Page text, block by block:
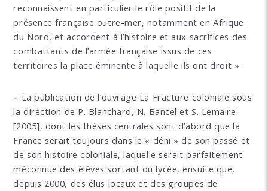
reconnaissent en particulier le rôle positif de la
présence française outre-mer, notamment en Afrique
du Nord, et accordent à l’histoire et aux sacrifices des
combattants de l’armée française issus de ces
territoires la place éminente à laquelle ils ont droit ».
– La publication de l’ouvrage La Fracture coloniale sous
la direction de P. Blanchard, N. Bancel et S. Lemaire
[2005], dont les thèses centrales sont d’abord que la
France serait toujours dans le « déni » de son passé et
de son histoire coloniale, laquelle serait parfaitement
méconnue des élèves sortant du lycée, ensuite que,
depuis 2000, des élus locaux et des groupes de